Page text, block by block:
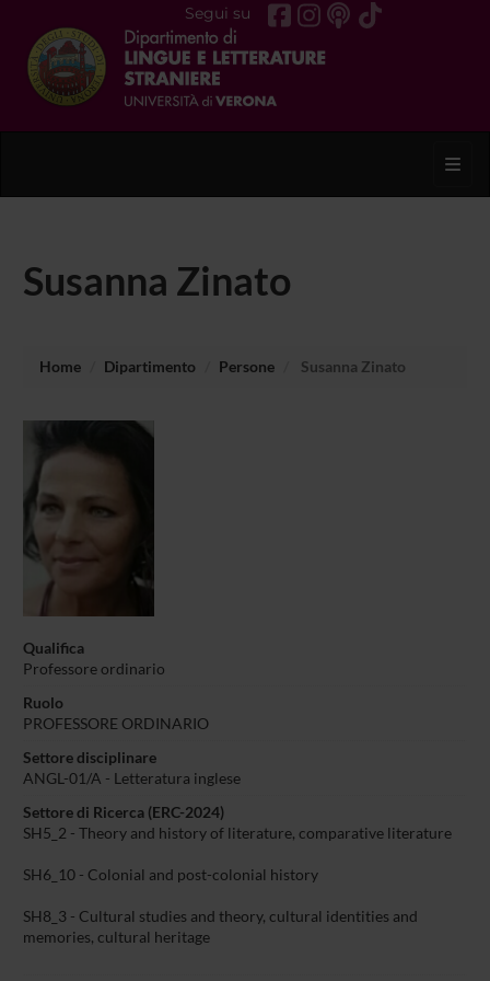
Segui su
Susanna Zinato
Home Dipartimento Persone Susanna Zinato
Qualifica
Professore ordinario
Ruolo
PROFESSORE ORDINARIO
Settore disciplinare
ANGL-01/A - Letteratura inglese
Settore di Ricerca (ERC-2024)
SH5_2 - Theory and history of literature, comparative literature
SH6_10 - Colonial and post-colonial history
SH8_3 - Cultural studies and theory, cultural identities and
memories, cultural heritage